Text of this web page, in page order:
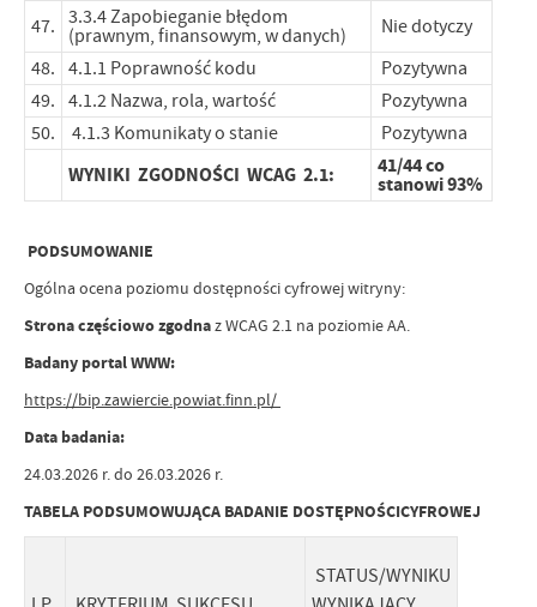
47. 3.3.4 Zapobieganie błędom
(prawnym, finansowym, w danych)
Nie dotyczy
48. 4.1.1 Poprawność kodu
Pozytywna
49. 4.1.2 Nazwa, rola, wartość
Pozytywna
50.
4.1.3 Komunikaty o stanie Pozytywna
WYNIKI ZGODNOŚCI WCAG 2.1: 41/44 co
stanowi 93%
PODSUMOWANIE
Ogólna ocena poziomu dostępności cyfrowej witryny:
Strona częściowo zgodnaz WCAG 2.1 na poziomie AA.
Badany portal WWW:
https://bip.zawiercie.powiat.finn.pl/
Data badania:
24.03.2026 r. do 26.03.2026 r.
TABELA PODSUMOWUJĄCA BADANIE DOSTĘPNOŚCICYFROWEJ
STATUS/WYNIKU